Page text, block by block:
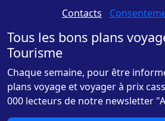
Contacts -
Tous les bons plans
Tourisme
Chaque semaine, pour être
plans voyage et voyager à prix
000 lecteurs de notre newsletter